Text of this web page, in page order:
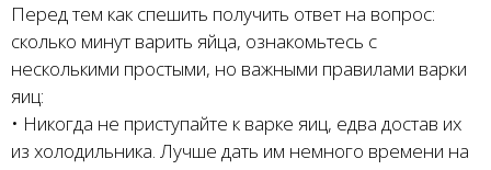
Перед тем как спешить получить ответ на вопрос:
сколько минут варить яйца, ознакомьтесь с
несколькими простыми, но важными правилами варки
яиц:
• Никогда не приступайте к варке яиц, едва достав их
из холодильника. Лучше дать им немного времени на